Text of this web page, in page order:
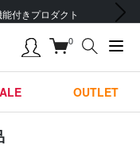
付きプロダクト
次の画像
0
OUTLET